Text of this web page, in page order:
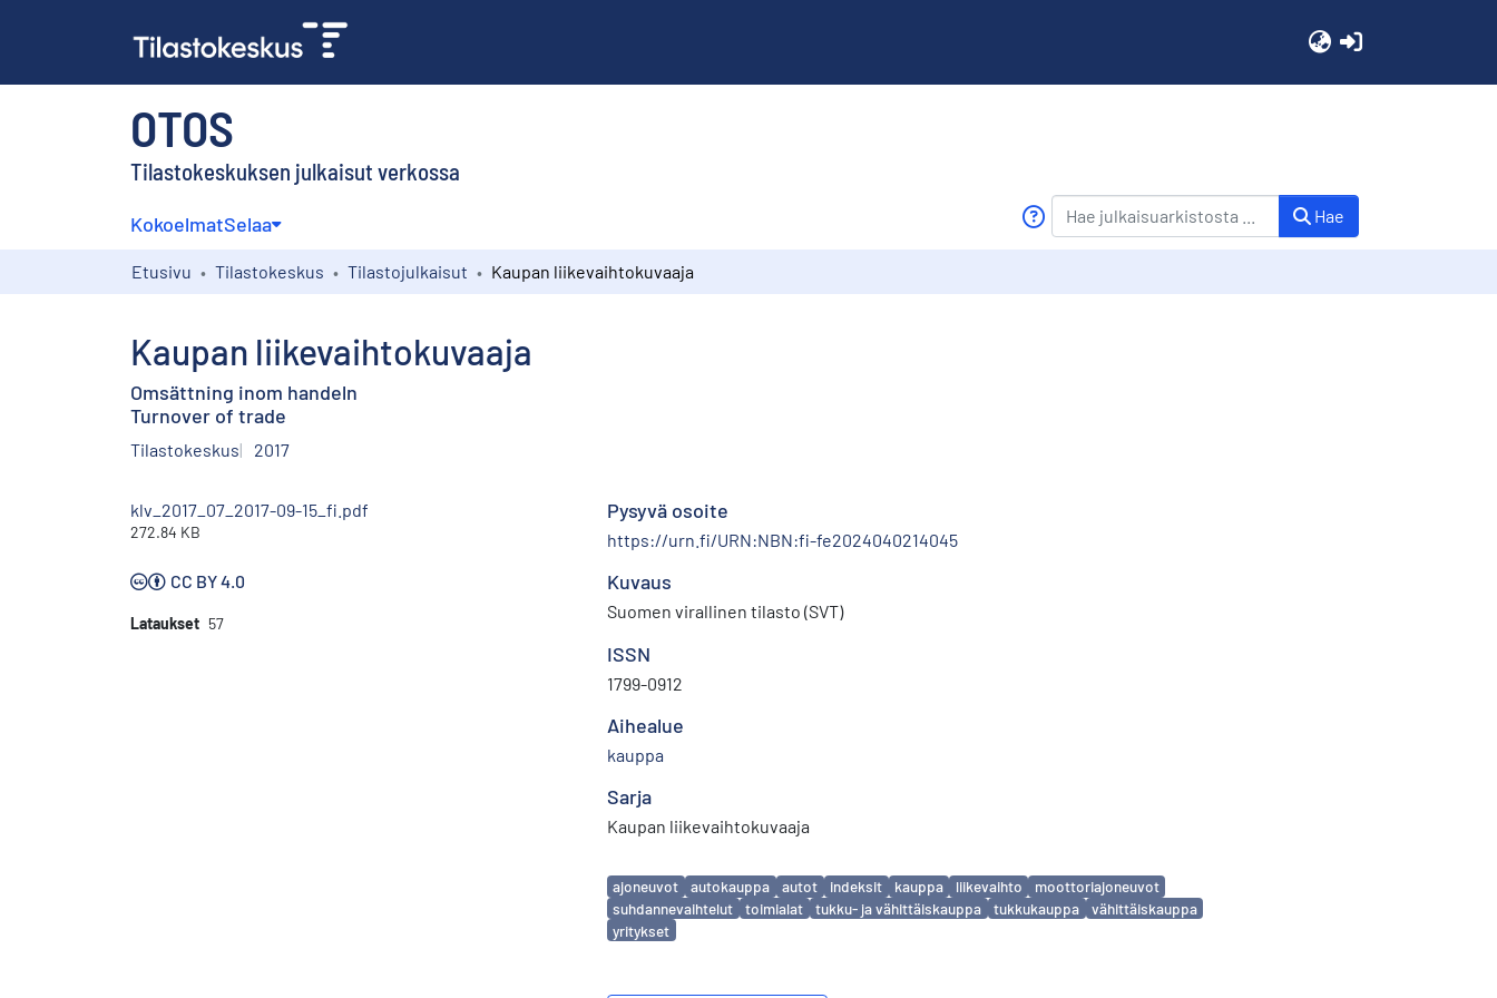
OTOS
Tilastokeskuksen julkaisut verkossa
KokoelmatSelaa Hae
Etusivu Tilastokeskus Tilastojulkaisut Kaupan liikevaihtokuvaaja
Kaupan liikevaihtokuvaaja
Omsättning inom handeln
Turnover of trade
Tilastokeskus 2017
klv_2017_07_2017-09-15_fi.pdf
272.84 KB
CC BY 4.0
Lataukset 57
Pysyvä osoite
https://urn.fi/URN:NBN:fi-fe2024040214045
Kuvaus
Suomen virallinen tilasto (SVT)
ISSN
1799-0912
Aihealue
kauppa
Sarja
Kaupan liikevaihtokuvaaja
Avainsanat
ajoneuvot autokauppa autot indeksit kauppa liikevaihto
moottoriajoneuvot
suhdannevaihtelut
toimialat tukku- ja vähittäiskauppa tukkukauppa
vähittäiskauppa
yritykset